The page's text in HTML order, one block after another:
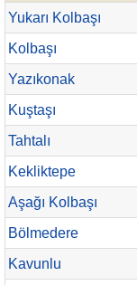
Yukarı Kolbaşı
Kolbaşı
Yazıkonak
Kuştaşı
Tahtalı
Kekliktepe
Aşağı Kolbaşı
Bölmedere
Kavunlu